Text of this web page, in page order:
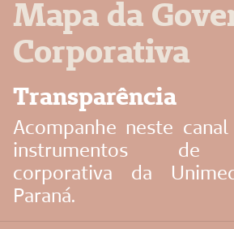
Mapa da
Corporativa
Transparência
Acompanhe neste
instrumentos de
corporativa da
Paraná.